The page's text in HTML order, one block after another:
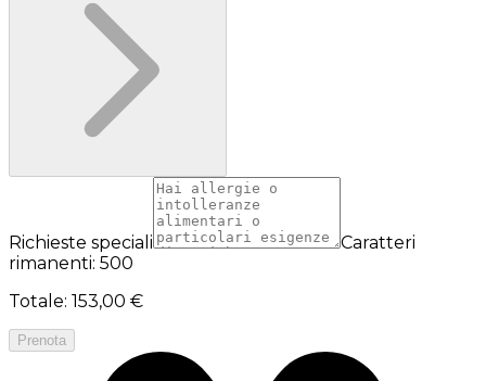
Richieste speciali
Caratteri
rimanenti: 500
Totale: 153,00 €
Prenota